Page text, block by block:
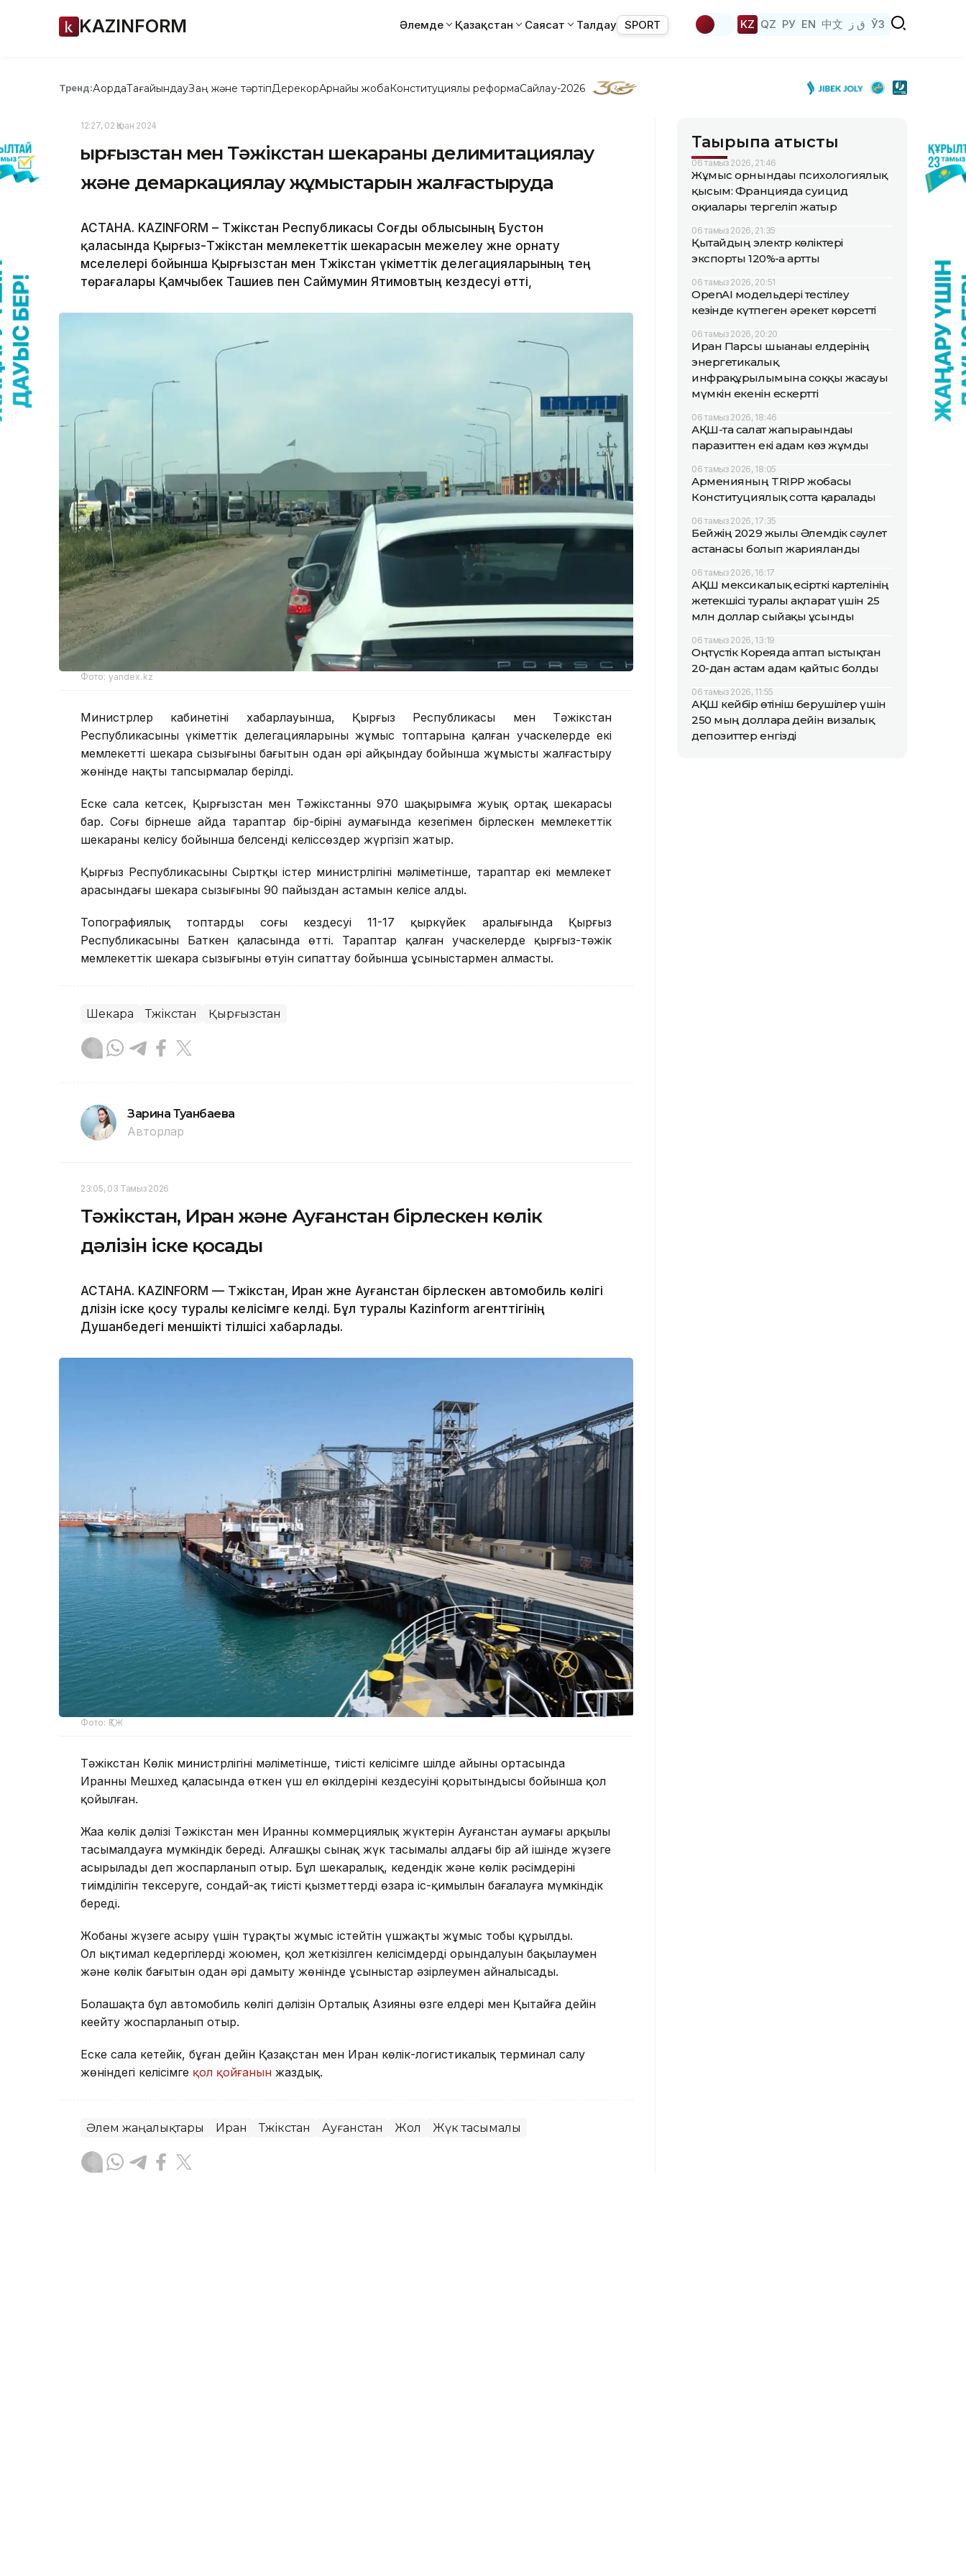
KAZINFORM Әлемде Қазақстан Саясат Талдау SPORT KZ QZ РУ EN 中文 ق ز ЎЗ
Тренд:АқордаТағайындауЗаң және тәртіпДерекқорАрнайы жобаКонституциялық реформаСайлау-2026
12:27, 02 Қазан 2024
Қырғызстан мен Тәжікстан шекараны делимитациялау
және демаркациялау жұмыстарын жалғастыруда
АСТАНА. KAZINFORM – Тәжікстан Республикасы Соғды облысының Бустон
қаласында Қырғыз-Тәжікстан мемлекеттік шекарасын межелеу және орнату
мәселелері бойынша Қырғызстан мен Тәжікстан үкіметтік делегацияларының тең
төрағалары Қамчыбек Ташиев пен Саймумин Ятимовтың кездесуі өтті,
Фото: yandex.kz
Министрлер кабинетінің хабарлауынша, Қырғыз Республикасы мен Тәжікстан
Республикасының үкіметтік делегацияларының жұмыс топтарына қалған учаскелерде екі
мемлекеттің шекара сызығының бағытын одан әрі айқындау бойынша жұмысты жалғастыру
жөнінде нақты тапсырмалар берілді.
Еске сала кетсек, Қырғызстан мен Тәжікстанның 970 шақырымға жуық ортақ шекарасы
бар. Соңғы бірнеше айда тараптар бір-бірінің аумағында кезегімен бірлескен мемлекеттік
шекараны келісу бойынша белсенді келіссөздер жүргізіп жатыр.
Қырғыз Республикасының Сыртқы істер министрлігінің мәліметінше, тараптар екі мемлекет
арасындағы шекара сызығының 90 пайыздан астамын келісе алды.
Топографиялық топтардың соңғы кездесуі 11-17 қыркүйек аралығында Қырғыз
Республикасының Баткен қаласында өтті. Тараптар қалған учаскелерде қырғыз-тәжік
мемлекеттік шекара сызығының өтуін сипаттау бойынша ұсыныстармен алмасты.
Шекара Тәжікстан Қырғызстан
Зарина Туғанбаева
Авторлар
23:05, 03 Тамыз 2026
Тәжікстан, Иран және Ауғанстан бірлескен көлік
дәлізін іске қосады
АСТАНА. KAZINFORM — Тәжікстан, Иран және Ауғанстан бірлескен автомобиль көлігі
дәлізін іске қосу туралы келісімге келді. Бұл туралы Kazinform агенттігінің
Душанбедегі меншікті тілшісі хабарлады.
Фото: ҚТЖ
Тәжікстан Көлік министрлігінің мәліметінше, тиісті келісімге шілде айының ортасында
Иранның Мешхед қаласында өткен үш ел өкілдерінің кездесуінің қорытындысы бойынша қол
қойылған.
Жаңа көлік дәлізі Тәжікстан мен Иранның коммерциялық жүктерін Ауғанстан аумағы арқылы
тасымалдауға мүмкіндік береді. Алғашқы сынақ жүк тасымалы алдағы бір ай ішінде жүзеге
асырылады деп жоспарланып отыр. Бұл шекаралық, кедендік және көлік рәсімдерінің
тиімділігін тексеруге, сондай-ақ тиісті қызметтердің өзара іс-қимылын бағалауға мүмкіндік
береді.
Жобаны жүзеге асыру үшін тұрақты жұмыс істейтін үшжақты жұмыс тобы құрылды.
Ол ықтимал кедергілерді жоюмен, қол жеткізілген келісімдердің орындалуын бақылаумен
және көлік бағытын одан әрі дамыту жөнінде ұсыныстар әзірлеумен айналысады.
Болашақта бұл автомобиль көлігі дәлізін Орталық Азияның өзге елдері мен Қытайға дейін
кеңейту жоспарланып отыр.
Еске сала кетейік, бұған дейін Қазақстан мен Иран көлік-логистикалық терминал салу
жөніндегі келісімге қол қойғанын жаздық.
Әлем жаңалықтары Иран Тәжікстан Ауғанстан Жол Жүк тасымалы
Тақырыпқа қатысты
06 тамыз 2026, 21:46
Жұмыс орнындағы психологиялық
қысым: Францияда суицид
оқиғалары тергеліп жатыр
06 тамыз 2026, 21:35
Қытайдың электр көліктері
экспорты 120%-ға артты
06 тамыз 2026, 20:51
OpenAI модельдері тестілеу
кезінде күтпеген әрекет көрсетті
06 тамыз 2026, 20:20
Иран Парсы шығанағы елдерінің
энергетикалық
инфрақұрылымына соққы жасауы
мүмкін екенін ескертті
06 тамыз 2026, 18:46
АҚШ-та салат жапырағындағы
паразиттен екі адам көз жұмды
06 тамыз 2026, 18:05
Арменияның TRIPP жобасы
Конституциялық сотта қаралады
06 тамыз 2026, 17:35
Бейжің 2029 жылғы Әлемдік сәулет
астанасы болып жарияланды
06 тамыз 2026, 16:17
АҚШ мексикалық есірткі картелінің
жетекшісі туралы ақпарат үшін 25
млн доллар сыйақы ұсынды
06 тамыз 2026, 13:19
Оңтүстік Кореяда аптап ыстықтан
20-дан астам адам қайтыс болды
06 тамыз 2026, 11:55
АҚШ кейбір өтініш берушілер үшін
250 мың долларға дейін визалық
депозиттер енгізді